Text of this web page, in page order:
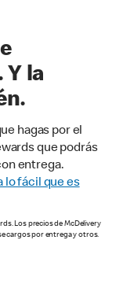
Y la
hagas por el
que podrás
entrega.
lo fácil que es
Los precios de McDelivery
cargos por entrega y otros.